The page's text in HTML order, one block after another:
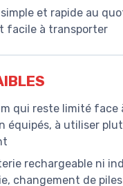
et rapide au
facile à transporter
qui reste limité face
équipés, à utiliser
rechargeable ni
changement de